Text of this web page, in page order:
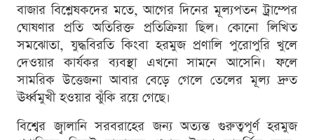
বাজার বিশ্লেষকদের মতে, আগের দিনের মূল্যপতন ট্রাম্পের
ঘোষণার প্রতি অতিরিক্ত প্রতিক্রিয়া ছিল। কোনো লিখিত
সমঝোতা, যুদ্ধবিরতি কিংবা হরমুজ প্রণালি পুরোপুরি খুলে
দেওয়ার কার্যকর ব্যবস্থা এখনো সামনে আসেনি। ফলে
সামরিক উত্তেজনা আবার বেড়ে গেলে তেলের মূল্য দ্রুত
ঊর্ধ্বমুখী হওয়ার ঝুঁকি রয়ে গেছে।
বিশ্বের জ্বালানি সরবরাহের জন্য অত্যন্ত গুরুত্বপূর্ণ হরমুজ